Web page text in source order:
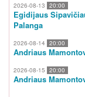
2026-08-13 20:00
Egidijaus
Palanga
2026-08-14 20:00
Andriaus
2026-08-15 20:00
Andriaus